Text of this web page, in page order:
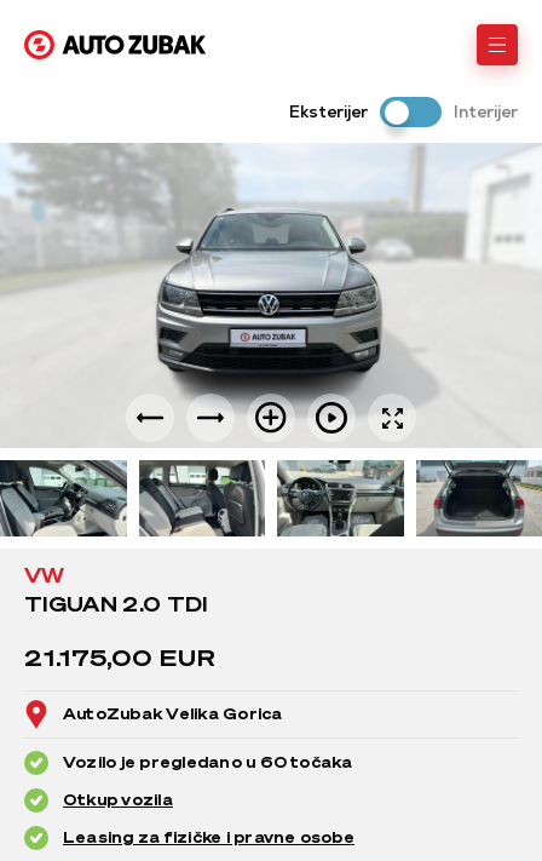
Eksterijer Interijer
VW
TIGUAN 2.0 TDI
21.175,00 EUR
AutoZubak Velika Gorica
Vozilo je pregledano u 60 točaka
Otkup vozila
Leasing za fizičke i pravne osobe